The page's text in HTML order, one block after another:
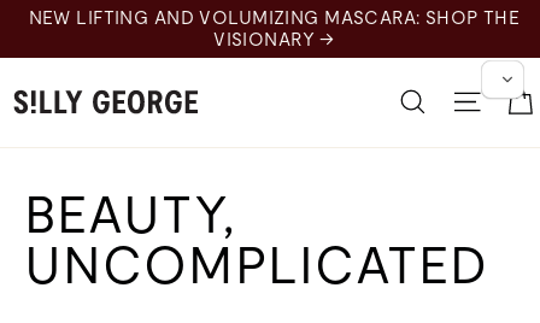
Skip
content
NEW LIFTING AND VOLUMIZING MASCARA: SHOP THE
VISIONARY →
Recherche
BEAUTY,
UNCOMPLICATED